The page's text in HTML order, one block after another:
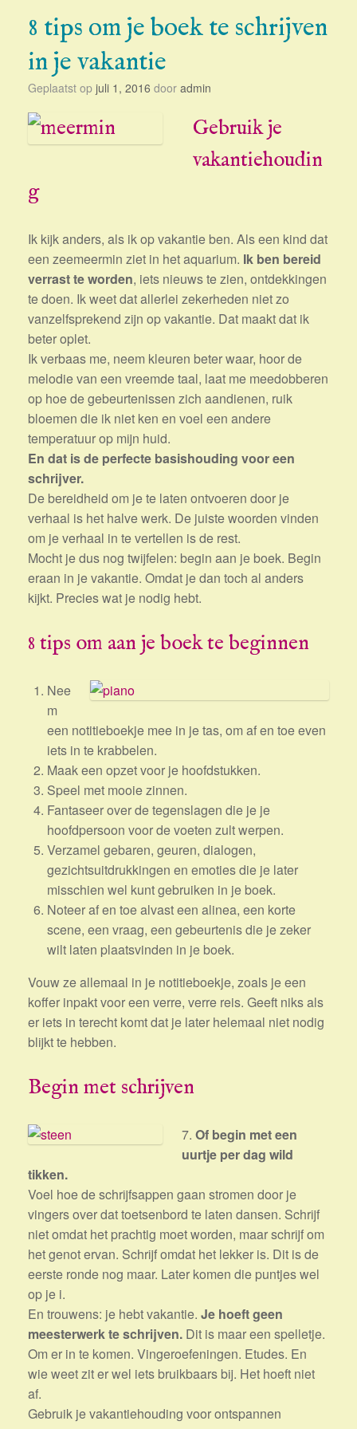
8 tips om je boek te schrijven
in je vakantie
Geplaatst op juli 1, 2016 door admin
Gebruik je
vakantiehoudin
g
Ik kijk anders, als ik op vakantie ben. Als een kind dat
een zeemeermin ziet in het aquarium. Ik ben bereid
verrast te worden, iets nieuws te zien, ontdekkingen
te doen. Ik weet dat allerlei zekerheden niet zo
vanzelfsprekend zijn op vakantie. Dat maakt dat ik
beter oplet.
Ik verbaas me, neem kleuren beter waar, hoor de
melodie van een vreemde taal, laat me meedobberen
op hoe de gebeurtenissen zich aandienen, ruik
bloemen die ik niet ken en voel een andere
temperatuur op mijn huid.
En dat is de perfecte basishouding voor een
schrijver.
De bereidheid om je te laten ontvoeren door je
verhaal is het halve werk. De juiste woorden vinden
om je verhaal in te vertellen is de rest.
Mocht je dus nog twijfelen: begin aan je boek. Begin
eraan in je vakantie. Omdat je dan toch al anders
kijkt. Precies wat je nodig hebt.
8 tips om aan je boek te beginnen
Nee
m
een notitieboekje mee in je tas, om af en toe even
iets in te krabbelen.
Maak een opzet voor je hoofdstukken.
Speel met mooie zinnen.
Fantaseer over de tegenslagen die je je
hoofdpersoon voor de voeten zult werpen.
Verzamel gebaren, geuren, dialogen,
gezichtsuitdrukkingen en emoties die je later
misschien wel kunt gebruiken in je boek.
Noteer af en toe alvast een alinea, een korte
scene, een vraag, een gebeurtenis die je zeker
wilt laten plaatsvinden in je boek.
Vouw ze allemaal in je notitieboekje, zoals je een
koffer inpakt voor een verre, verre reis. Geeft niks als
er iets in terecht komt dat je later helemaal niet nodig
blijkt te hebben.
Begin met schrijven
7. Of begin met een
uurtje per dag wild
tikken.
Voel hoe de schrijfsappen gaan stromen door je
vingers over dat toetsenbord te laten dansen. Schrijf
niet omdat het prachtig moet worden, maar schrijf om
het genot ervan. Schrijf omdat het lekker is. Dit is de
eerste ronde nog maar. Later komen die puntjes wel
op je i.
En trouwens: je hebt vakantie. Je hoeft geen
meesterwerk te schrijven. Dit is maar een spelletje.
Om er in te komen. Vingeroefeningen. Etudes. En
wie weet zit er wel iets bruikbaars bij. Het hoeft niet
af.
Gebruik je vakantiehouding voor ontspannen